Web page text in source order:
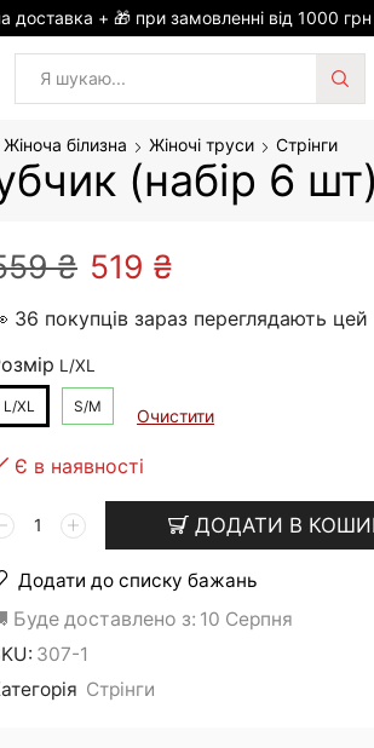
доставка + 🎁 при замовленні від 1000 грн
Жіноча білизна Жіночі труси Стрінги
(набір 6
₴ Оригінальна
ціна:
559 ₴.
519 ₴
ціна:
36 покупців зараз переглядають цей
L/XL S/M Очистити
Є в наявності
ДОДАТИ В
Додати до списку бажань
Буде доставлено з: 10 Серпня
307-1
Стрінги